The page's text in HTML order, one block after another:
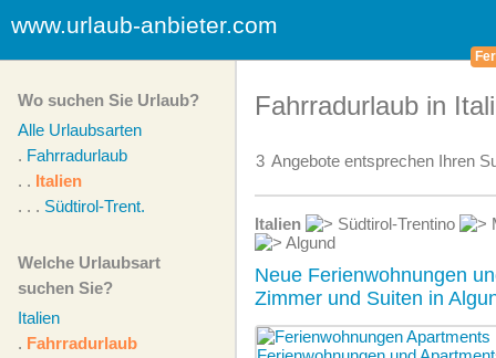
www.urlaub-anbieter.com
Wo suchen Sie Urlaub?
Alle Urlaubsarten
. Fahrradurlaub
. . Italien
. . . Südtirol-Trent.
Welche Urlaubsart
suchen Sie?
Italien
. Fahrradurlaub
Fahrradurlaub in
3 Angebote entsprechen Ihren
Italien Südtirol-Trentino
Algund
Neue Ferienwohnungen
Zimmer und Suiten in